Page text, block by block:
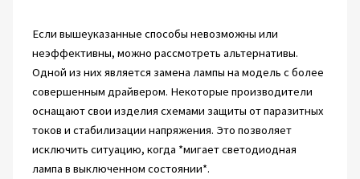
Если вышеуказанные способы невозможны или
неэффективны, можно рассмотреть альтернативы.
Одной из них является замена лампы на модель с более
совершенным драйвером. Некоторые производители
оснащают свои изделия схемами защиты от паразитных
токов и стабилизации напряжения. Это позволяет
исключить ситуацию, когда *мигает светодиодная
лампа в выключенном состоянии*.